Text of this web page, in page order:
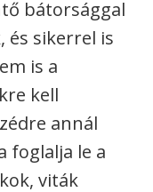
bátorsággal
és sikerrel is
is a
kell
annál
foglalja le a
viták